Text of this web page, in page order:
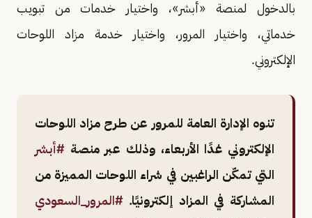
بالدخول لمنصة «أبشر»، واختيار خدمات من تبويب
خدماتي، واختيار المرور، واختيار خدمة مزاد اللوحات
الإلكتروني.
تنوه الإدارة العامة للمرور عن طرح مزاد اللوحات
الإلكتروني غدًا الأربعاء، وذلك عبر منصة #أبشر
التي تمكّن الراغبين في شراء اللوحات المميزة من
المشاركة في المزاد إلكترونيًا. #المرور_السعودي